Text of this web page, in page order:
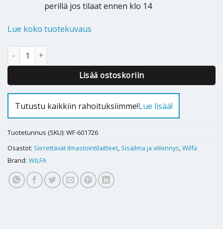
perillä jos tilaat ennen klo 14
Lue koko tuotekuvaus
Siirrettävä ilmastointilaite Wilfa Chill 9 Connected määrä
Lisää ostoskoriin
Alternative:
Tutustu kaikkiin rahoituksiimme!Lue lisää!
Tuotetunnus (SKU): WF-601726
Osastot: Siirrettävät ilmastointilaitteet, Sisäilma ja viilennys,Wilfa
Brand: WILFA